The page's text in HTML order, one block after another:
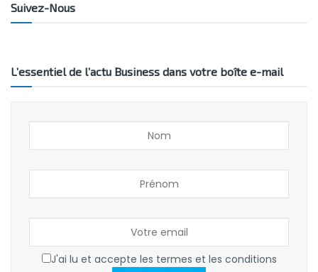
Suivez-Nous
L’essentiel de l’actu Business dans votre boîte e-mail
J'ai lu et accepte les termes et les conditions